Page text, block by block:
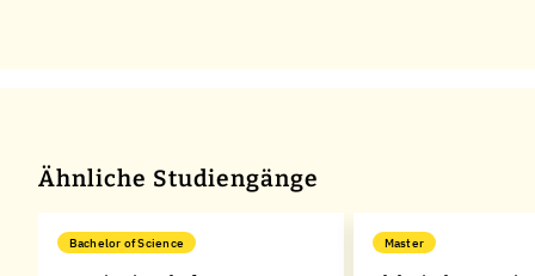
Ähnliche Studiengänge
Bachelor of Science Master